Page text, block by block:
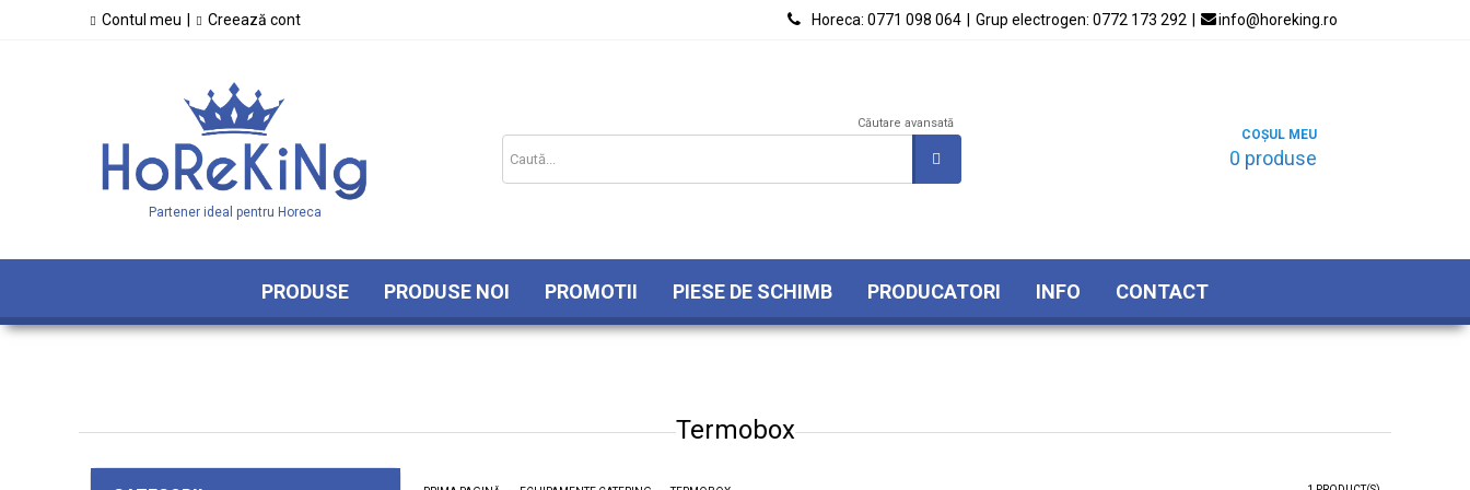
Contul meu Creează cont  Horeca: 0771 098 064 Grup electrogen: 0772 173 292 info@horeking.ro
Partener ideal pentru Horeca
Căutare avansată
COȘUL MEU
0 produse
PRODUSE PRODUSE NOI PROMOTII PIESE DE SCHIMB PRODUCATORI INFO CONTACT
Termobox